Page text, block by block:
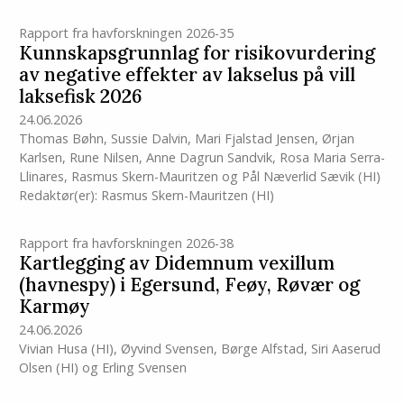
Rapport fra havforskningen 2026-35
Kunnskapsgrunnlag for risikovurdering
av negative effekter av lakselus på vill
laksefisk 2026
24.06.2026
Thomas Bøhn, Sussie Dalvin, Mari Fjalstad Jensen, Ørjan
Karlsen, Rune Nilsen, Anne Dagrun Sandvik, Rosa Maria Serra-
Llinares, Rasmus Skern-Mauritzen og Pål Næverlid Sævik(HI)
Redaktør(er): Rasmus Skern-Mauritzen (HI)
Rapport fra havforskningen 2026-38
Kartlegging av Didemnum vexillum
(havnespy) i Egersund, Feøy, Røvær og
Karmøy
24.06.2026
Vivian Husa (HI), Øyvind Svensen, Børge Alfstad, Siri Aaserud
Olsen (HI) og Erling Svensen